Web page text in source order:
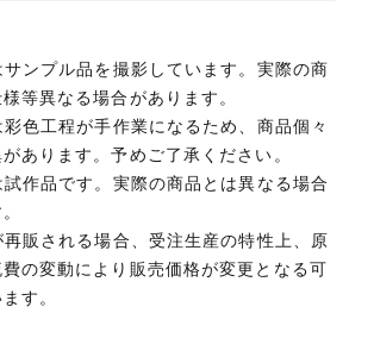
ンプル品を撮影しています。実際の商
等異なる場合があります。
色工程が手作業になるため、商品個々
あります。予めご了承ください。
作品です。実際の商品とは異なる場合
販される場合、受注生産の特性上、原
の変動により販売価格が変更となる可
す。